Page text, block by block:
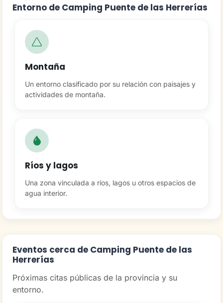
Entorno de Camping Puente de las Herrerías
Montaña
Un entorno clasificado por su relación con paisajes y
actividades de montaña.
Ríos y lagos
Una zona vinculada a ríos, lagos u otros espacios de
agua interior.
Eventos cerca de Camping Puente de las
Herrerías
Próximas citas públicas de la provincia y su
entorno.